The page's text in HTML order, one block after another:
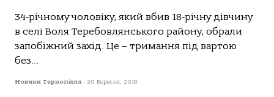
34-річному чоловіку, який вбив 18-річну дівчину
в селі Воля Теребовлянського району, обрали
запобіжний захід. Це – тримання під вартою
без...
Новини Тернопілля - 20 Вересня, 2019